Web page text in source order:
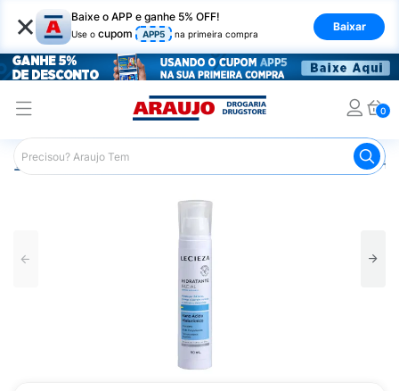
× Baixe o APP e ganhe 5% OFF!
Use o cupom APP5 na primeira compra
Baixar
0
Araujo Beleza e Cuidados Cuidados com o Rosto